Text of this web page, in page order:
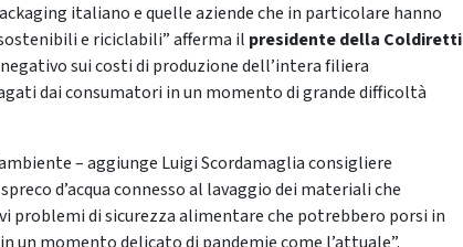
italiano e quelle aziende che in particolare hanno
e riciclabili” afferma il presidente della Coldiretti
sui costi di produzione dell’intera filiera
dai consumatori in un momento di grande difficoltà
– aggiunge Luigi Scordamaglia consigliere
d’acqua connesso al lavaggio dei materiali che
problemi di sicurezza alimentare che potrebbero porsi in